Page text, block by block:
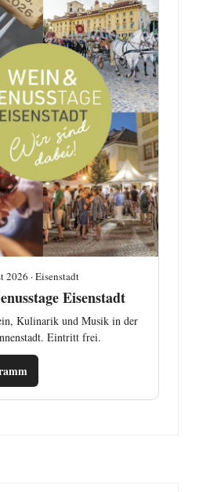
2026 · Eisenstadt
Eisenstadt
Kulinarik und Musik in der
Eintritt frei.